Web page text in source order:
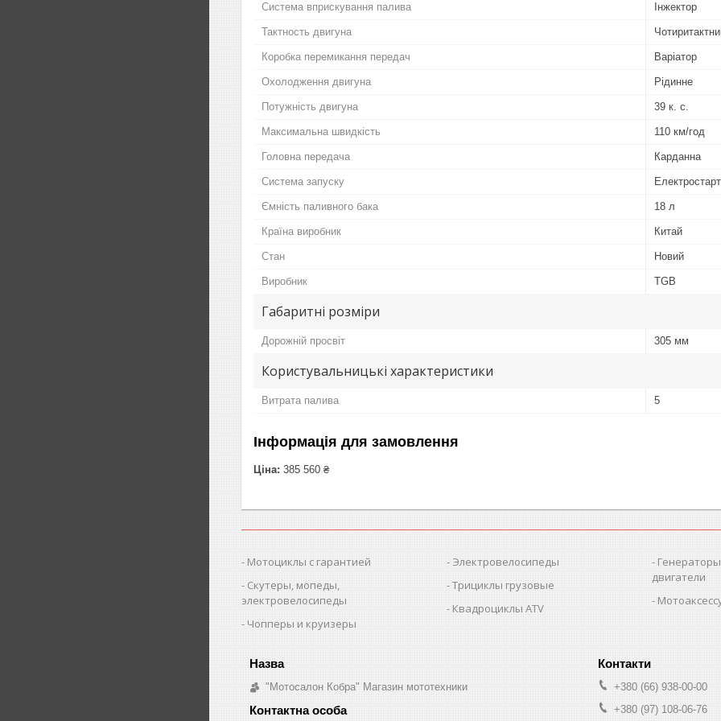
Система вприскування палива Інжектор
Тактность двигуна
Коробка перемикання передач Варіатор
Охолодження двигуна Рідинне
Потужність двигуна 39 к. с.
Максимальна швидкість 110 км/год
Головна передача Карданна
Система запуску
Ємність паливного бака 18 л
Країна виробник Китай
Стан Новий
Виробник TGB
Габаритні розміри
Дорожній просвіт 305 мм
Користувальницькі характеристики
Витрата палива 5
Інформація для замовлення
Ціна: 385 560 ₴
Мотоциклы с гарантией
Скутеры, мопеды,
электровелосипеды
Чопперы и круизеры
Электровелосипеды
Трициклы грузовые
Квадроциклы ATV
двигатели
"Мотосалон Кобра" Магазин мототехники
+380 (66) 938-00-00
+380 (97) 108-06-76